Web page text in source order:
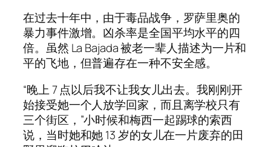
在过去十年中，由于毒品战争，罗萨里奥的
暴力事件激增。凶杀率是全国平均水平的四
倍。虽然 La Bajada 被老一辈人描述为一片和
平的飞地，但普遍存在一种不安全感。
“晚上 7 点以后我不让我女儿出去。我刚刚开
始接受她一个人放学回家，而且离学校只有
三个街区，”小时候和梅西一起踢球的索西
说，当时她和她 13 岁的女儿在一片废弃的田